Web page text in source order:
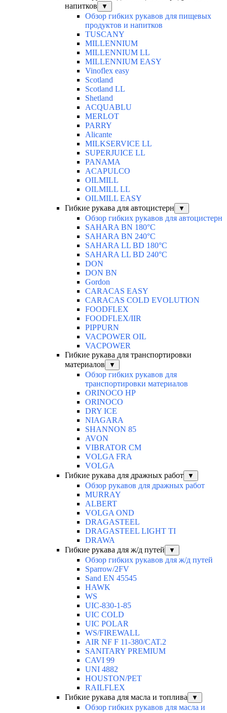
напитков
▼
Обзор гибких рукавов для пищевых
продуктов и напитков
TUSCANY
MILLENNIUM
MILLENNIUM LL
MILLENNIUM EASY
Vinoflex easy
Scotland
Scotland LL
Shetland
ACQUABLU
MERLOT
PARRY
Alicante
MILKSERVICE LL
SUPERJUICE LL
PANAMA
ACAPULCO
OILMILL
OILMILL LL
OILMILL EASY
Гибкие рукава для автоцистерн
▼
Обзор гибких рукавов для автоцистерн
SAHARA BN 180°C
SAHARA BN 240°C
SAHARA LL BD 180°C
SAHARA LL BD 240°C
DON
DON BN
Gordon
CARACAS EASY
CARACAS COLD EVOLUTION
FOODFLEX
FOODFLEX/IIR
PIPPURN
VACPOWER OIL
VACPOWER
Гибкие рукава для транспортировки
материалов
▼
Обзор гибких рукавов для
транспортировки материалов
ORINOCO HP
ORINOCO
DRY ICE
NIAGARA
SHANNON 85
AVON
VIBRATOR CM
VOLGA FRA
VOLGA
Гибкие рукава для дражных работ
▼
Обзор рукавов для дражных работ
MURRAY
ALBERT
VOLGA OND
DRAGASTEEL
DRAGASTEEL LIGHT TI
DRAWA
Гибкие рукава для ж/д путей
▼
Обзор гибких рукавов для ж/д путей
Sparrow/2FV
Sand EN 45545
HAWK
WS
UIC-830-1-85
UIC COLD
UIC POLAR
WS/FIREWALL
AIR NF F 11-380/CAT.2
SANITARY PREMIUM
CAVI 99
UNI 4882
HOUSTON/PET
RAILFLEX
Гибкие рукава для масла и топлива
▼
Обзор гибких рукавов для масла и